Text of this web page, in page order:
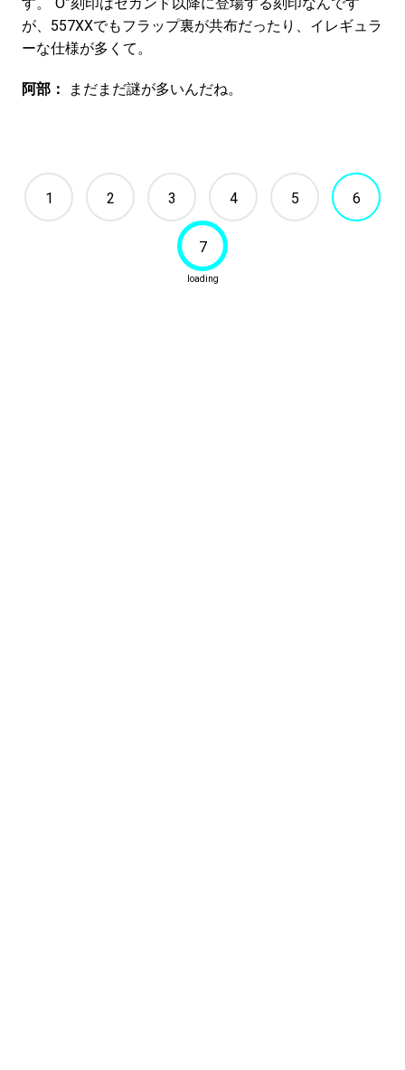
が、557XXでもフラップ裏が共布だったり、イレギュラ
ーな仕様が多くて。
阿部： まだまだ謎が多いんだね。
1 2 3 4 5 6
7